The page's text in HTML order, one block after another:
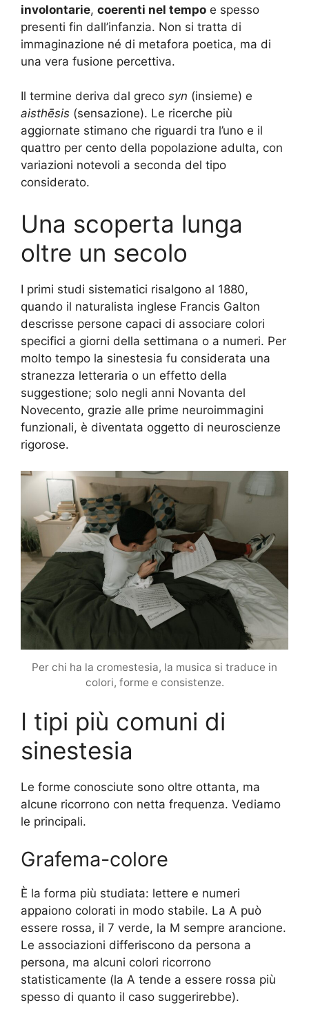
involontarie, coerenti nel tempo e spesso
presenti fin dall’infanzia. Non si tratta di
immaginazione né di metafora poetica, ma di
una vera fusione percettiva.
Il termine deriva dal greco syn (insieme) e
aisthēsis (sensazione). Le ricerche più
aggiornate stimano che riguardi tra l’uno e il
quattro per cento della popolazione adulta, con
variazioni notevoli a seconda del tipo
considerato.
Una scoperta lunga
oltre un secolo
I primi studi sistematici risalgono al 1880,
quando il naturalista inglese Francis Galton
descrisse persone capaci di associare colori
specifici a giorni della settimana o a numeri. Per
molto tempo la sinestesia fu considerata una
stranezza letteraria o un effetto della
suggestione; solo negli anni Novanta del
Novecento, grazie alle prime neuroimmagini
funzionali, è diventata oggetto di neuroscienze
rigorose.
Per chi ha la cromestesia, la musica si traduce in
colori, forme e consistenze.
I tipi più comuni di
sinestesia
Le forme conosciute sono oltre ottanta, ma
alcune ricorrono con netta frequenza. Vediamo
le principali.
Grafema-colore
È la forma più studiata: lettere e numeri
appaiono colorati in modo stabile. La A può
essere rossa, il 7 verde, la M sempre arancione.
Le associazioni differiscono da persona a
persona, ma alcuni colori ricorrono
statisticamente (la A tende a essere rossa più
spesso di quanto il caso suggerirebbe).